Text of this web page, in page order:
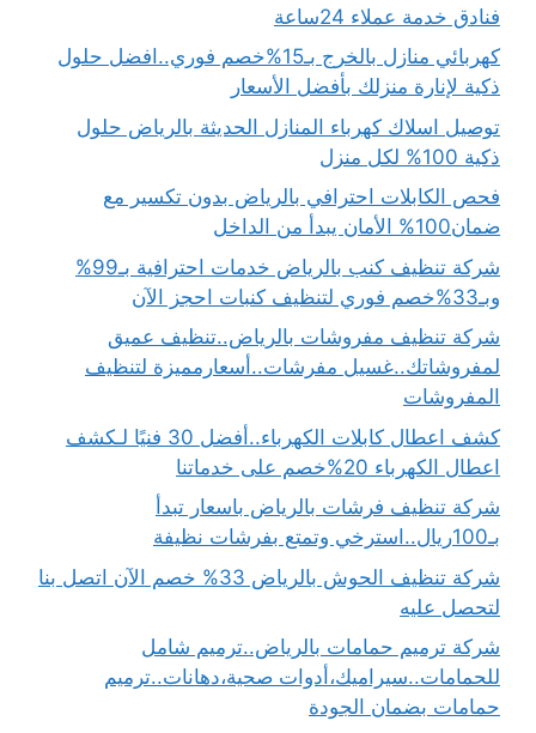
فنادق خدمة عملاء 24ساعة
كهربائي منازل بالخرج بـ15%خصم فوري..افضل حلول
ذكية لإنارة منزلك بأفضل الأسعار
توصيل اسلاك كهرباء المنازل الحديثة بالرياض حلول
ذكية 100% لكل منزل
فحص الكابلات احترافي بالرياض بدون تكسير مع
ضمان100% الأمان يبدأ من الداخل
شركة تنظيف كنب بالرياض خدمات احترافية بـ99%
وبـ33%خصم فوري لتنظيف كنبات احجز الآن
شركة تنظيف مفروشات بالرياض..تنظيف عميق
لمفروشاتك..غسيل مفرشات..أسعارمميزة لتنظيف
المفروشات
كشف اعطال كابلات الكهرباء..أفضل 30 فنيًا لـكشف
اعطال الكهرباء 20%خصم على خدماتنا
شركة تنظيف فرشات بالرياض باسعار تبدأ
بـ100ريال..استرخي وتمتع بفرشات نظيفة
شركة تنظيف الحوش بالرياض 33% خصم الآن اتصل بنا
لتحصل عليه
شركة ترميم حمامات بالرياض..ترميم شامل
للحمامات..سيراميك،أدوات صحية،دهانات..ترميم
حمامات بضمان الجودة